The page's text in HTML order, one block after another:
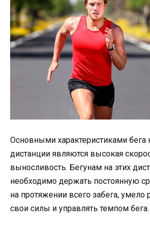
Основными характеристиками бега
дистанции являются высокая
выносливость. Бегунам на этих
необходимо держать постоянную
на протяжении всего забега, умело
свои силы и управлять темпом бега.